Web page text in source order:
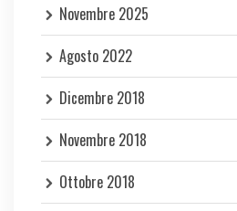
Novembre 2025
Agosto 2022
Dicembre 2018
Novembre 2018
Ottobre 2018